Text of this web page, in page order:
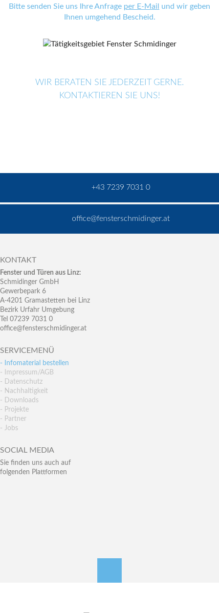
Bitte senden Sie uns Ihre Anfrage per E-Mail
und wir geben
Ihnen umgehend Bescheid.
WIR BERATEN SIE JEDERZEIT GERNE.
KONTAKTIEREN SIE UNS!
+43 7239 7031 0
office@fensterschmidinger.at
KONTAKT
Fenster und Türen aus Linz:
Schmidinger GmbH
Gewerbepark 6
A-4201 Gramastetten bei Linz
Bezirk Urfahr Umgebung
Tel 07239 7031 0
office@fensterschmidinger.at
SERVICEMENÜ
- Infomaterial bestellen
- Impressum/AGB
- Datenschutz
- Nachhaltigkeit
- Downloads
- Projekte
- Partner
- Jobs
SOCIAL MEDIA
Sie finden uns auch auf
folgenden Plattformen